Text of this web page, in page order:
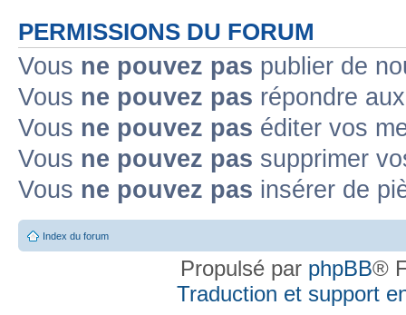
PERMISSIONS DU FORUM
Vous ne pouvez pas publier de
Vous ne pouvez pas répondre
Vous ne pouvez pas éditer vos
Vous ne pouvez pas supprimer
Vous ne pouvez pas insérer de
Index du forum
Propulsé par phpBB®
Traduction et support